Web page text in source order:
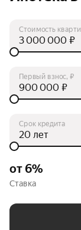
Стоимость
₽
Первый взнос, ₽
₽
Срок кредита
лет
от 6%
Ставка